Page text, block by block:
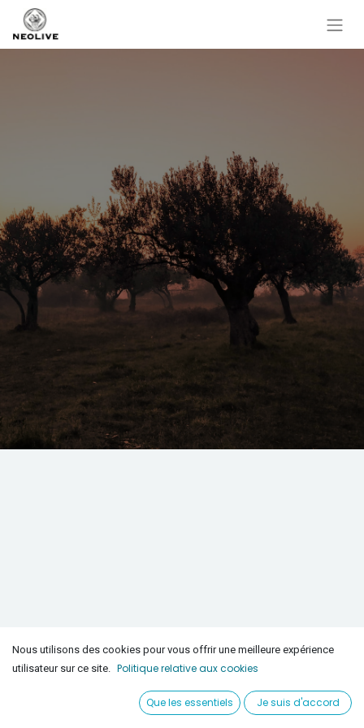
Nous utilisons des cookies pour vous offrir une meilleure expérience
utilisateur sur ce site.
Politique relative aux cookies
Que les essentiels Je suis d'accord